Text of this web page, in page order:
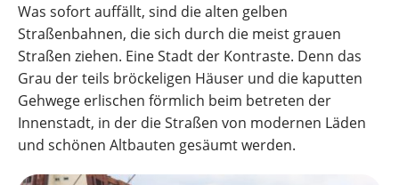
Was sofort auffällt, sind die alten gelben
Straßenbahnen, die sich durch die meist grauen
Straßen ziehen. Eine Stadt der Kontraste. Denn das
Grau der teils bröckeligen Häuser und die kaputten
Gehwege erlischen förmlich beim betreten der
Innenstadt, in der die Straßen von modernen Läden
und schönen Altbauten gesäumt werden.